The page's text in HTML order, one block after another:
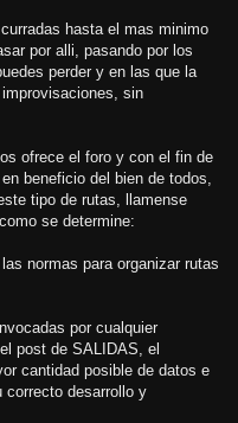
hasta el mas minimo
por alli, pasando por los
perder y en las que la
sin
ofrece el foro y con el fin de
beneficio del bien de todos,
tipo de rutas, llamense
se determine:
normas para organizar rutas
por cualquier
post de SALIDAS, el
cantidad posible de datos e
correcto desarrollo y